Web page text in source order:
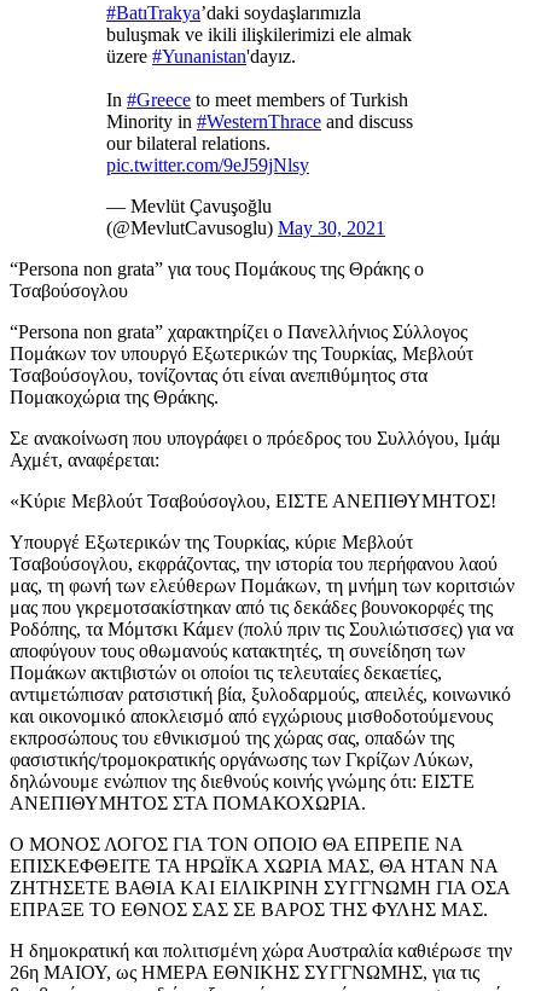
#BatıTrakya’daki soydaşlarımızla
buluşmak ve ikili ilişkilerimizi ele almak
üzere #Yunanistan'dayız.
In #Greece to meet members of Turkish
Minority in #WesternThrace and discuss
our bilateral relations.
pic.twitter.com/9eJ59jNlsy
— Mevlüt Çavuşoğlu
(@MevlutCavusoglu) May 30, 2021
“Persona non grata” για τους Πομάκους της Θράκης ο
Τσαβούσογλου
“Persona non grata” χαρακτηρίζει ο Πανελλήνιος Σύλλογος
Πομάκων τον υπουργό Εξωτερικών της Τουρκίας, Μεβλούτ
Τσαβούσογλου, τονίζοντας ότι είναι ανεπιθύμητος στα
Πομακοχώρια της Θράκης.
Σε ανακοίνωση που υπογράφει ο πρόεδρος του Συλλόγου, Ιμάμ
Αχμέτ, αναφέρεται:
«Κύριε Μεβλούτ Τσαβούσογλου, ΕΙΣΤΕ ΑΝΕΠΙΘΥΜΗΤΟΣ!
Υπουργέ Εξωτερικών της Τουρκίας, κύριε Μεβλούτ
Τσαβούσογλου, εκφράζοντας, την ιστορία του περήφανου λαού
μας, τη φωνή των ελεύθερων Πομάκων, τη μνήμη των κοριτσιών
μας που γκρεμοτσακίστηκαν από τις δεκάδες βουνοκορφές της
Ροδόπης, τα Μόμτσκι Κάμεν (πολύ πριν τις Σουλιώτισσες) για να
αποφύγουν τους οθωμανούς κατακτητές, τη συνείδηση των
Πομάκων ακτιβιστών οι οποίοι τις τελευταίες δεκαετίες,
αντιμετώπισαν ρατσιστική βία, ξυλοδαρμούς, απειλές, κοινωνικό
και οικονομικό αποκλεισμό από εγχώριους μισθοδοτούμενους
εκπροσώπους του εθνικισμού της χώρας σας, οπαδών της
φασιστικής/τρομοκρατικής οργάνωσης των Γκρίζων Λύκων,
δηλώνουμε ενώπιον της διεθνούς κοινής γνώμης ότι: ΕΙΣΤΕ
ΑΝΕΠΙΘΥΜΗΤΟΣ ΣΤΑ ΠΟΜΑΚΟΧΩΡΙΑ.
Ο ΜΟΝΟΣ ΛΟΓΟΣ ΓΙΑ ΤΟΝ ΟΠΟΙΟ ΘΑ ΕΠΡΕΠΕ ΝΑ
ΕΠΙΣΚΕΦΘΕΙΤΕ ΤΑ ΗΡΩΪΚΑ ΧΩΡΙΑ ΜΑΣ, ΘΑ ΗΤΑΝ ΝΑ
ΖΗΤΗΣΕΤΕ ΒΑΘΙΑ ΚΑΙ ΕΙΛΙΚΡΙΝΗ ΣΥΓΓΝΩΜΗ ΓΙΑ ΟΣΑ
ΕΠΡΑΞΕ ΤΟ ΕΘΝΟΣ ΣΑΣ ΣΕ ΒΑΡΟΣ ΤΗΣ ΦΥΛΗΣ ΜΑΣ.
Η δημοκρατική και πολιτισμένη χώρα Αυστραλία καθιέρωσε την
26η ΜΑΙΟΥ, ως ΗΜΕΡΑ ΕΘΝΙΚΗΣ ΣΥΓΓΝΩΜΗΣ, για τις